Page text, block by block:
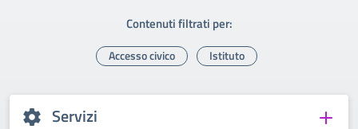
Contenuti filtrati per:
Accesso civico Istituto
Servizi